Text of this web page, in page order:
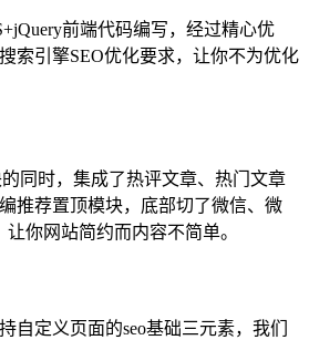
前端代码编写，经过精心优
索引擎SEO优化要求，让你不为优化
同时，集成了热评文章、热门文章
推荐置顶模块，底部切了微信、微
你网站简约而内容不简单。
自定义页面的seo基础三元素，我们